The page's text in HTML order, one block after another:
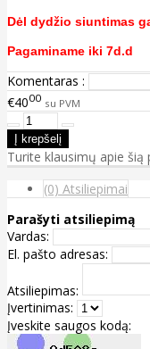
Dėl dydžio siuntimas
Pagaminame iki 7d.d
Komentaras :
€4000 su PVM
Turite klausimų apie šią
(0) Atsiliepimai
Parašyti atsiliepimą
Vardas:
El. pašto adresas:
Atsiliepimas:
Įvertinimas:
Įveskite saugos kodą: